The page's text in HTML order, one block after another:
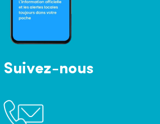
Suivez-nous